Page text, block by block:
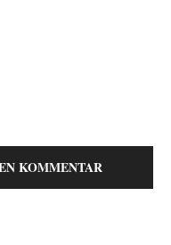
KOMMENTAR